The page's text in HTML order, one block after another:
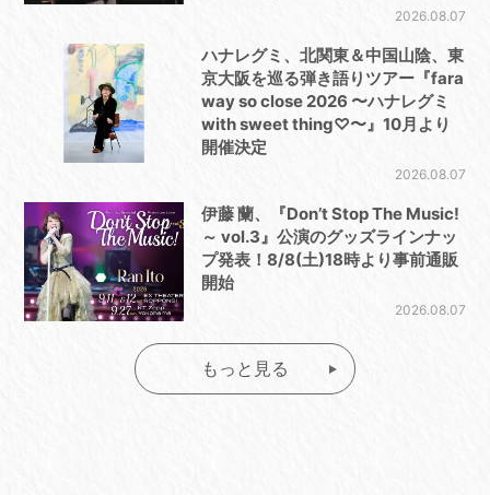
2026.08.07
ハナレグミ、北関東＆中国山陰、東
京大阪を巡る弾き語りツアー『fara
way so close 2026 〜ハナレグミ
with sweet thing♡〜』10月より
開催決定
2026.08.07
伊藤 蘭、『Don’t Stop The Music!
～ vol.3』公演のグッズラインナッ
プ発表！8/8(土)18時より事前通販
開始
2026.08.07
もっと見る